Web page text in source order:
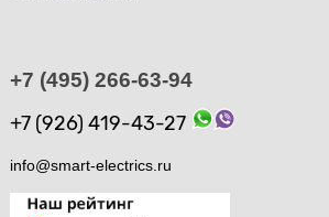
+7 (495) 266-63-94
+7 (926) 419-43-27
info@smart-electrics.ru